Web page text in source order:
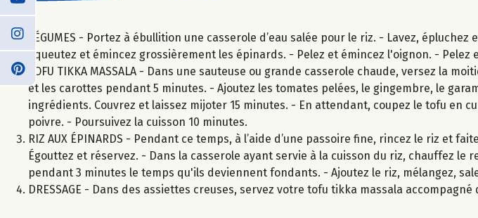
LÉGUMES - Portez à ébullition une casserole d’eau salée pour le riz. - Lavez,
équeutez et émincez grossièrement les épinards. - Pelez et émincez l'oignon. - Pelez
TOFU TIKKA MASSALA - Dans une sauteuse ou grande casserole chaude, versez la
et les carottes pendant 5 minutes. - Ajoutez les tomates pelées, le gingembre, le
ingrédients. Couvrez et laissez mijoter 15 minutes. - En attendant, coupez le tofu en
poivre. - Poursuivez la cuisson 10 minutes.
RIZ AUX ÉPINARDS - Pendant ce temps, à l’aide d’une passoire fine, rincez le riz et
Égouttez et réservez. - Dans la casserole ayant servie à la cuisson du riz, chauffez
pendant 3 minutes le temps qu'ils deviennent fondants. - Ajoutez le riz, mélangez,
DRESSAGE - Dans des assiettes creuses, servez votre tofu tikka massala